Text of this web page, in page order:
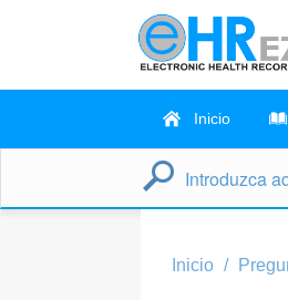
Inicio
Inicio